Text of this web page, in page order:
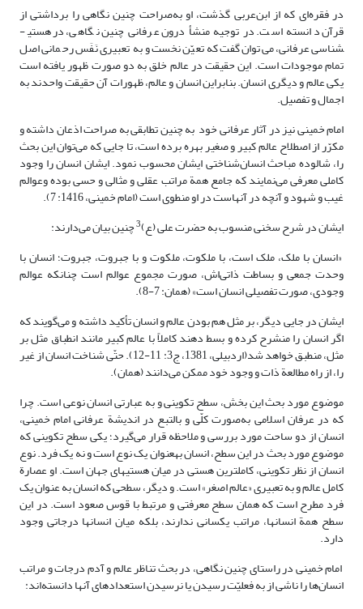
در فقره‌ای که از ابن‌عربی گذشت، او به‌صراحت چنین نگاهی را برداشتی از
قرآن دانسته است. در توجیه منشأ درون عرفانی چنین نگاهی، در هستی­
شناسی عرفانی، می‌توان گفت که تعیّن نخست و به تعبیری نَفَس رحمانی اصل
تمام موجودات است. این حقیقت در عالم خلق به دو صورت ظهور یافته است
یکی عالم و دیگری انسان. بنابراین انسان و عالم، ظهورات آن حقیقت واحدند به
اجمال و تفصیل.
امام خمینی نیز در آثار عرفانی خود به چنین تطابقی به صراحت اذعان داشته و
مکرّر از اصطلاح عالم کبیر و صغیر بهره برده است، تا جایی که می‌توان این بحث
را، شالوده مباحث انسان‌شناختی ایشان محسوب نمود. ایشان انسان را وجود
کاملی معرفی می‌نمایند که جامع همة مراتب عقلی و مثالی و حسی بوده وعوالم
غیب و شهود و آنچه در آنهاست در او منطوی است (امام خمینی، 1416: 7).
ایشان در شرح سخنی منسوب به حضرت علی (ع)3چنین بیان می‌دارند:
«انسان با ملک، ملک است، با ملکوت، ملکوت و با جبروت، جبروت؛ انسان با
وحدت جمعی و بساطت ذاتی‌اش، صورت مجموع عوالم است چنانکه عوالم
وجودی، صورت تفصیلی انسان است» (همان: 7-8).
ایشان در جایی دیگر، بر مثل هم بودن عالم و انسان تأکید داشته و می‌گویند که
اگر انسان را منشرح کرده و بسط دهند کاملاً با عالم کبیر مانند انطباق مثل بر
مثل، منطبق خواهد شد(اردبیلی، 1381، ج3: 11-12). حتّی شناخت انسان از غیر
را، از راه مطالعة ذات و وجود خود ممکن می‌دانند (همان).
موضوع مورد بحث این بخش، سطح تکوینی و به عبارتی انسان نوعی است. چرا
که در عرفان اسلامی به‌صورت کلّی و بالتبع در اندیشة عرفانی امام خمینی،
انسان از دو ساحت مورد بررسی و ملاحظه قرار می‌گیرد؛ یکی سطح تکوینی که
موضوع مورد بحث در این سطح، انسان به­عنوان یک نوع است و نه یک فرد. نوع
انسان از نظر تکوینی، کامل­ترین هستی در میان هستی­های جهان است. او عصارة
کامل عالم و به تعبیری «عالم اصغر» است. و دیگر، سطحی که انسان به عنوان یک
فرد مطرح است که همان سطح معرفتی و مرتبط با قوس صعود است. در این
سطح همة انسان­ها، مراتب یکسانی ندارند، بلکه میان انسان­ها درجاتی وجود
دارد.
امام خمینی در راستای چنین نگاهی، در بحث تناظر عالم و آدم درجات و مراتب
انسان‌ها را ناشی از به فعلیّت رسیدن یا نرسیدن استعدادهای آنها دانسته‌اند: